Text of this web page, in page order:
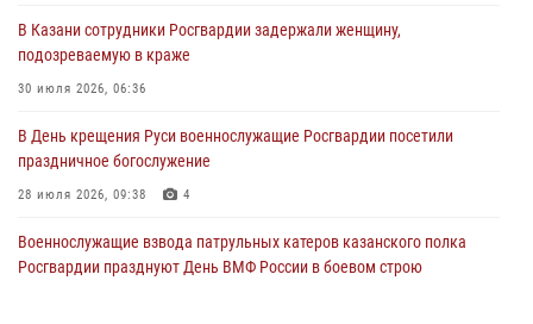
В Казани сотрудники Росгвардии задержали женщину,
подозреваемую в краже
30 июля 2026, 06:36
В День крещения Руси военнослужащие Росгвардии посетили
праздничное богослужение
28 июля 2026, 09:38 4
Военнослужащие взвода патрульных катеров казанского полка
Росгвардии празднуют День ВМФ России в боевом строю